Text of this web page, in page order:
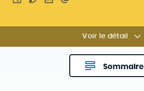
Voir le détail
Sommaire